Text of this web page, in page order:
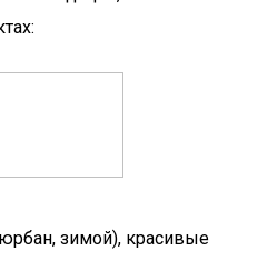
зимой), красивые